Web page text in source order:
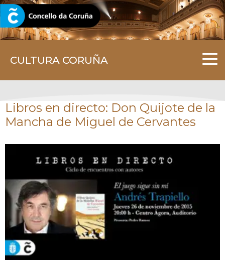
CULTURA CORUÑA
CORUNA.GAL
Libros en directo: Don Quijote de la
Mancha de Miguel de Cervantes